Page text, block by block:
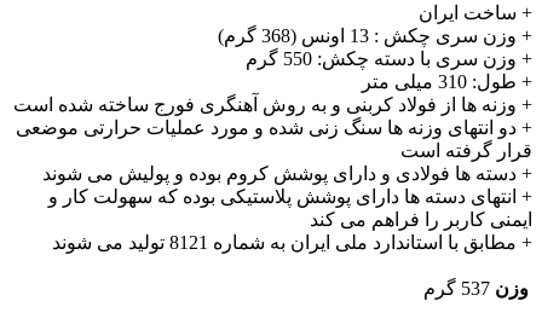
+ ساخت ایران
+ وزن سری چکش : 13 اونس (368 گرم)
+ وزن سری با دسته چکش: 550 گرم
+ طول: 310 میلی متر
+ وزنه ها از فولاد کربنی و به روش آهنگری فورج ساخته شده است
+ دو انتهای وزنه ها سنگ زنی شده و مورد عملیات حرارتی موضعی
قرار گرفته است
+ دسته ها فولادی و دارای پوشش کروم بوده و پولیش می شوند
+ انتهای دسته ها دارای پوشش پلاستیکی بوده که سهولت کار و
ایمنی کاربر را فراهم می کند
+ مطابق با استاندارد ملی ایران به شماره 8121 تولید می شوند
وزن 537 گرم